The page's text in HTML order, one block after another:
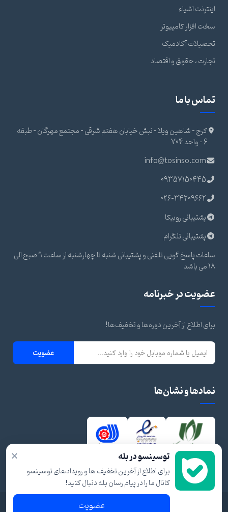
اینترنت اشیاء
سخت افزار کامپیوتر
تحصیلات آکادمیک
تجارت ، حقوق و اقتصاد
تماس با ما
کرج - شاهین ویلا - نبش خیابان هفتم شرقی - مجتمع مهرگان - طبقه
6 - واحد 704
info@tosinso.com
09357150445
026-34209662
پشتیبانی روبیکا
پشتیبانی تلگرام
ساعات پاسخ گویی تلفنی و پشتیبانی شنبه تا چهارشنبه از ساعت 9 صبح الی
18 می باشد
عضویت در خبرنامه
برای اطلاع از آخرین دوره‌ها و تخفیف‌ها!
عضویت
نمادها و نشان‌ها
× توسینسو در بله
برای اطلاع از آخرین تخفیف ها و رویدادهای توسینسو
کانال ما را در پیام رسان بله دنبال کنید!
عضویت